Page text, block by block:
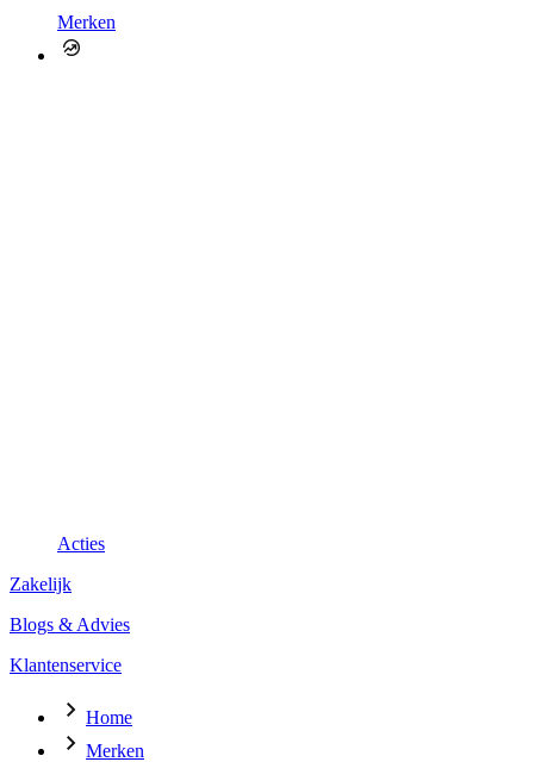
Merken
Acties
Zakelijk
Blogs & Advies
Klantenservice
Home
Merken